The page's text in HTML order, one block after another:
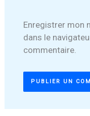
Enregistrer mon
dans le
commentaire.